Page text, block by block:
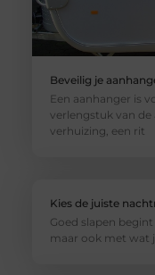
Beveilig je
Een aanhanger is
verlengstuk van
verhuizing, een rit
Kies de juiste
Goed slapen
maar ook met wat